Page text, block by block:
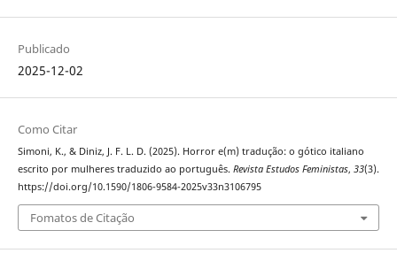
Publicado
2025-12-02
Como Citar
Simoni, K., & Diniz, J. F. L. D. (2025). Horror e(m) tradução: o gótico italiano
escrito por mulheres traduzido ao português. Revista Estudos Feministas, 33(3).
https://doi.org/10.1590/1806-9584-2025v33n3106795
Fomatos de Citação